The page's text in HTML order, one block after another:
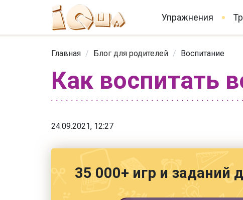
Упражнения
Главная / Блог для родителей / Воспитание
Как воспитать
24.09.2021, 12:27
35 000+ игр и заданий